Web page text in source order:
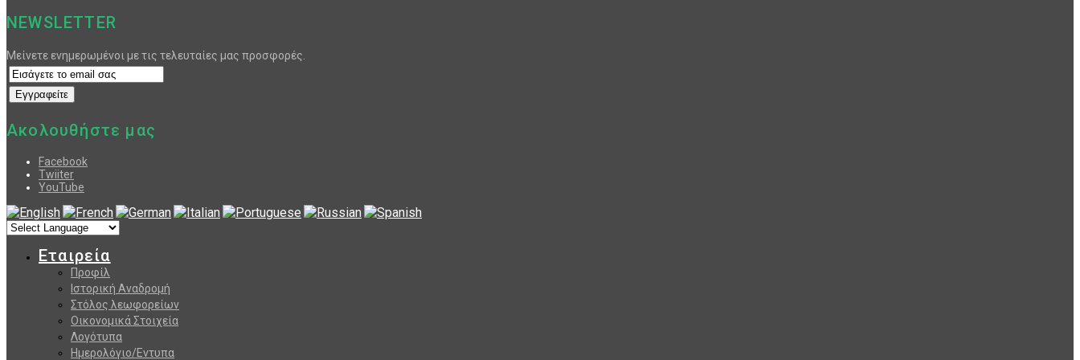
NEWSLETTER
Μείνετε ενημερωμένοι με τις τελευταίες μας προσφορές.
Ακολουθήστε μας
Facebook
Twiiter
YouTube
Εταιρεία
Προφίλ
Ιστορική Αναδρομή
Στόλος λεωφορείων
Οικονομικά Στοιχεία
Λογότυπα
Ημερολόγιο/Εντυπα